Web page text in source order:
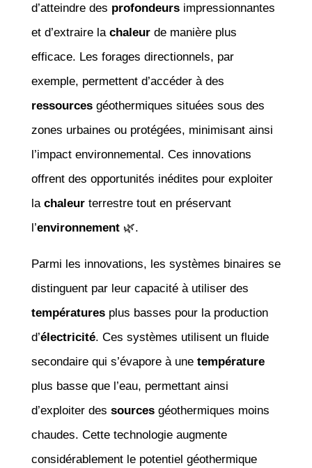
d’atteindre des profondeursimpressionnantes
et d’extraire la chaleurde manière plus
efficace. Les forages directionnels, par
exemple, permettent d’accéder à des
ressourcesgéothermiques situées sous des
zones urbaines ou protégées, minimisant ainsi
l’impact environnemental. Ces innovations
offrent des opportunités inédites pour exploiter
la chaleurterrestre tout en préservant
l’environnement🌿.
Parmi les innovations, les systèmes binaires se
distinguent par leur capacité à utiliser des
températuresplus basses pour la production
d’électricité. Ces systèmes utilisent un fluide
secondaire qui s’évapore à une température
plus basse que l’eau, permettant ainsi
d’exploiter des sourcesgéothermiques moins
chaudes. Cette technologie augmente
considérablement le potentiel géothermique